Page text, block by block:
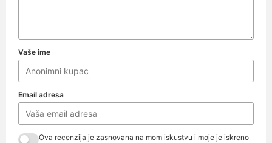
Vaše ime
Email adresa
Ova recenzija je zasnovana na mom iskustvu i moje je iskreno